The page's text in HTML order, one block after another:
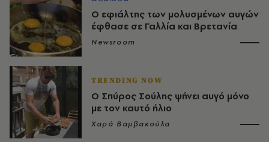
Ο εφιάλτης των μολυσμένων αυγών
έφθασε σε Γαλλία και Βρετανία
Newsroom
TRENDING NOW
Ο Σπύρος Σούλης ψήνει αυγό μόνο
με τον καυτό ήλιο
Χαρά Βαμβακούλα